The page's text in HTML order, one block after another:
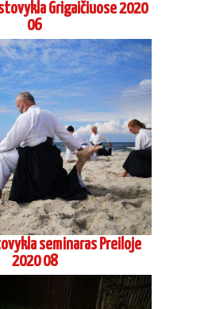
Grigaičiuose 2020
06
seminaras Preiloje
2020 08